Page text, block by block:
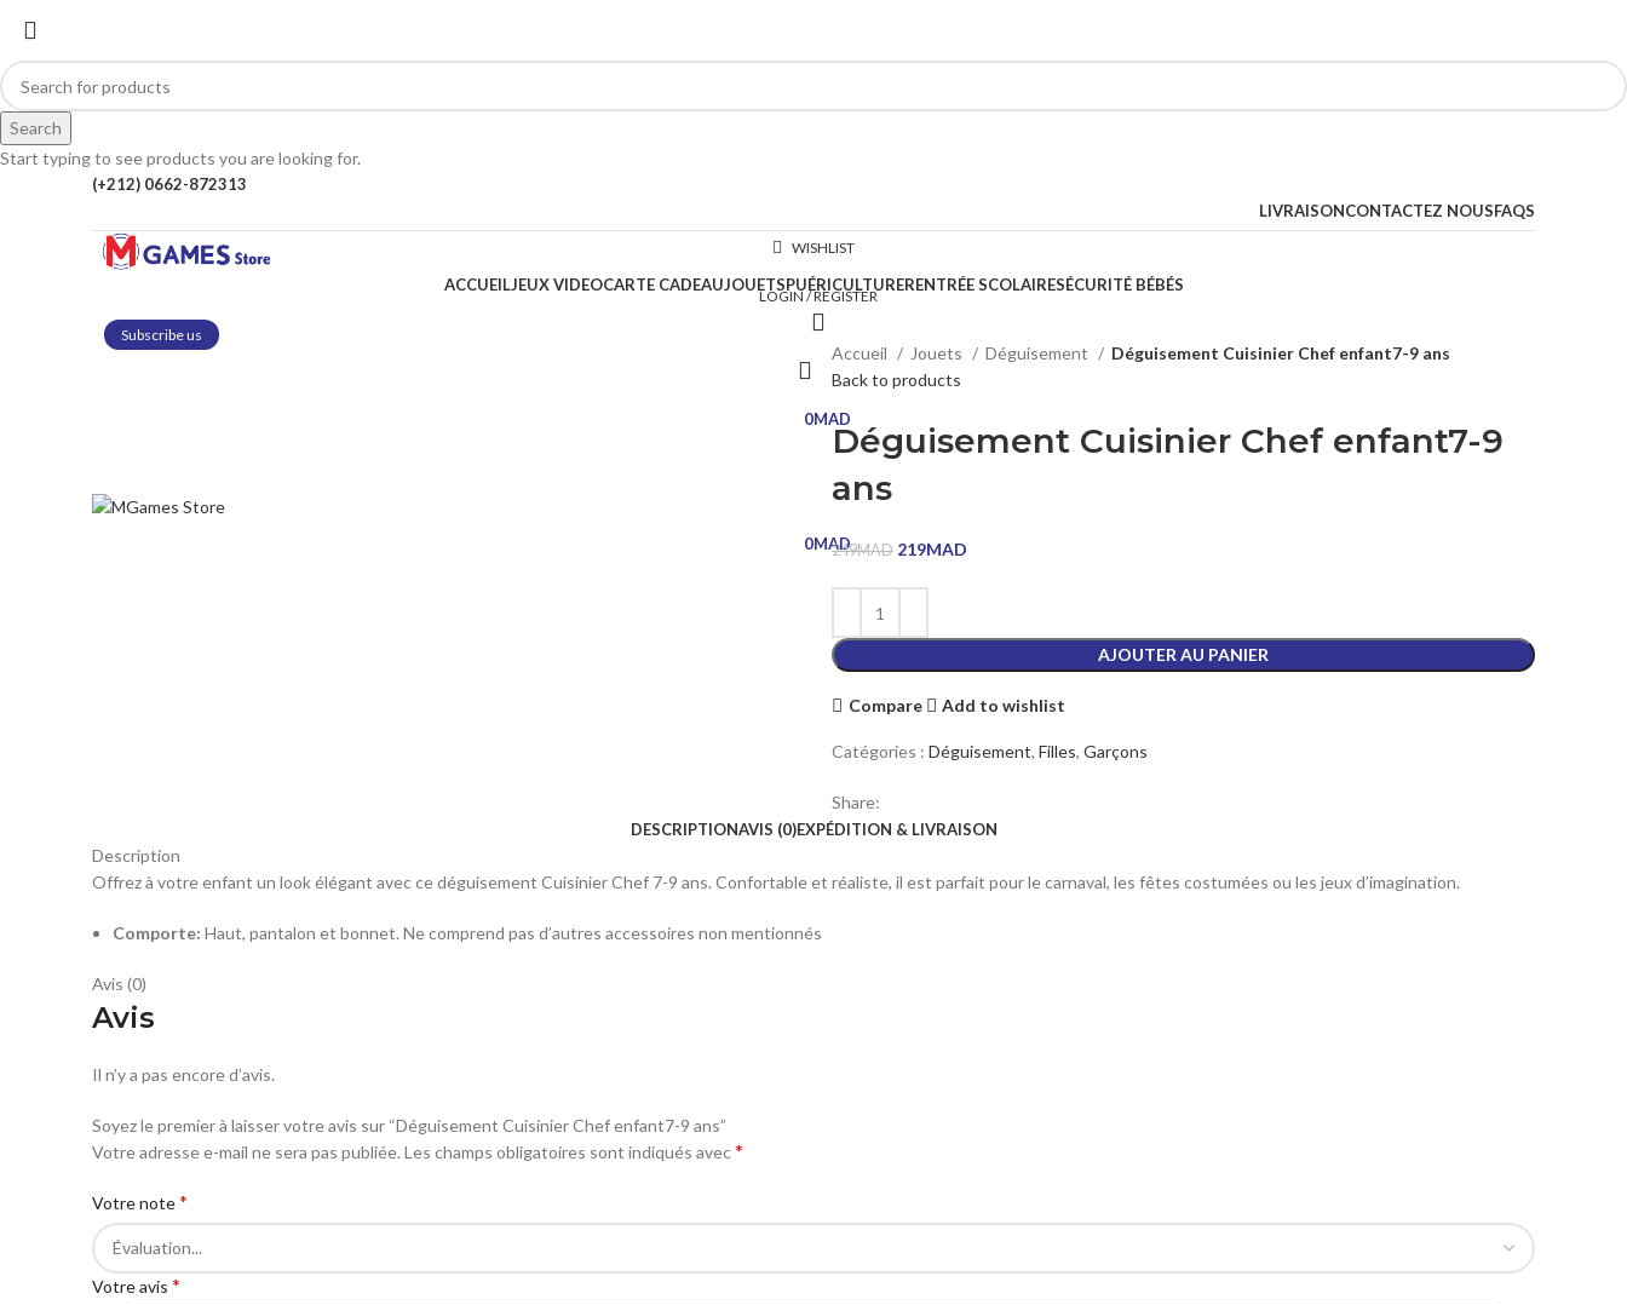
(+212) 0662-872313
LIVRAISONCONTACTEZ NOUSFAQS
WISHLIST
LOGIN / REGISTER
Subscribe us
ACCUEILJEUX VIDEOCARTE CADEAUJOUETSPUÉRICULTURERENTRÉE SCOLAIRESÉCURITÉ BÉBÉS
0MAD
0MAD
Accueil Jouets Déguisement
Déguisement Cuisinier Chef enfant7-9 ans
Back to products
Déguisement Cuisinier Chef enfant7-9
ans
249MAD 219MAD
AJOUTER AU PANIER
Compare Add to wishlist
Catégories : Déguisement, Filles, Garçons
Share:
DESCRIPTIONAVIS (0)EXPÉDITION & LIVRAISON
Description
Offrez à votre enfant un look élégant avec ce déguisement Cuisinier Chef 7-9 ans. Confortable et réaliste, il est parfait pour le carnaval, les fêtes costumées ou les jeux d’imagination.
Comporte: Haut, pantalon et bonnet. Ne comprend pas d’autres accessoires non mentionnés
Avis (0)
Avis
Il n’y a pas encore d’avis.
Soyez le premier à laisser votre avis sur “Déguisement Cuisinier Chef enfant7-9 ans”
Votre adresse e-mail ne sera pas publiée. Les champs obligatoires sont indiqués avec*
Votre note*
Votre avis *
Search
Start typing to see products you are looking for.